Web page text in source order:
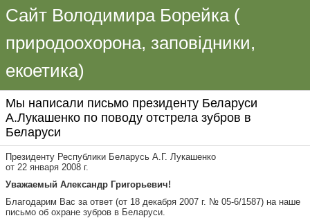
Сайт Володимира Борейка (
природоохорона, заповідники,
екоетика)
Мы написали письмо президенту Беларуси
А.Лукашенко по поводу отстрела зубров в
Беларуси
Президенту Республики Беларусь А.Г. Лукашенко
от 22 января 2008 г.
Уважаемый Александр Григорьевич!
Благодарим Вас за ответ (от 18 декабря 2007 г. № 05-6/1587) на наше
письмо об охране зубров в Беларуси.